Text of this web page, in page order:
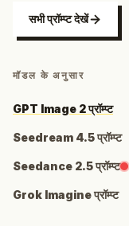
सभी प्रॉम्प्ट देखें
मॉडल के अनुसार
GPT Image 2 प्रॉम्प्ट
Seedream 4.5 प्रॉम्प्ट
Seedance 2.5 प्रॉम्प्ट
Grok Imagine प्रॉम्प्ट